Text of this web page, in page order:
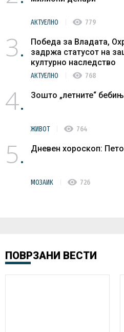
АКТУЕЛНО visibility 779
3
Победа за Владата,
задржа статусот на
културно наследство
АКТУЕЛНО visibility 768
4 Зошто „летните“
ЖИВОТ visibility 764
5 Дневен хороскоп:
МОЗАИК visibility 726
ПОВРЗАНИ ВЕСТИ